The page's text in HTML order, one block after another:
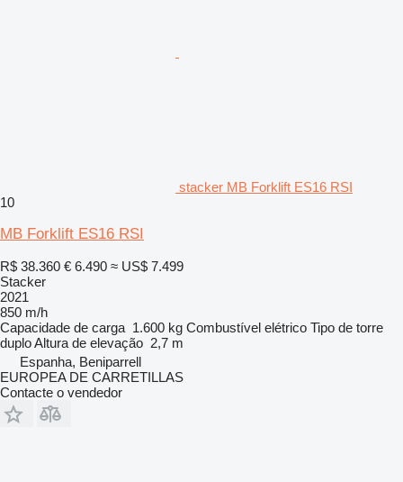
stacker MB Forklift ES16 RSI
10
MB Forklift ES16 RSI
R$ 38.360 € 6.490 ≈ US$ 7.499
Stacker
2021
850 m/h
Capacidade de carga 1.600 kg Combustível elétrico Tipo de torre
duploAltura de elevação 2,7 m
Espanha, Beniparrell
EUROPEA DE CARRETILLAS
Contacte o vendedor